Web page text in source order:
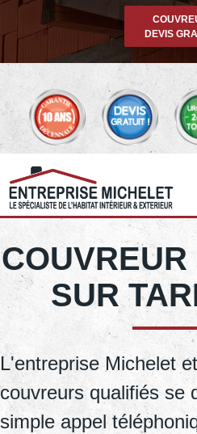
DEVIS
SUR
L'entreprise Michelet
couvreurs qualifiés se
simple appel